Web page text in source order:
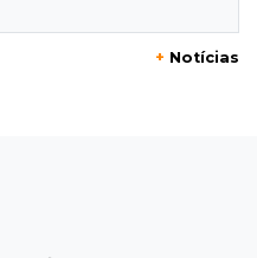
baleado em
Mega-Sena, Quina,
+ Notícias